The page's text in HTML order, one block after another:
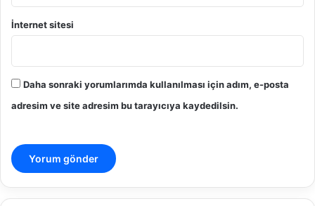
İnternet sitesi
Daha sonraki yorumlarımda kullanılması için adım, e-posta
adresim ve site adresim bu tarayıcıya kaydedilsin.